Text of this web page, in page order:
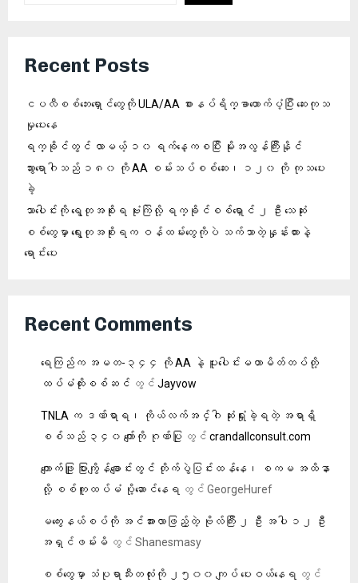
Recent Posts
ငပလီစစ်ဘေးရှောင်တွေကို ULA/AA စားနပ်ရိက္ခာထောက်ပံ့ပြီး ဆေးကုသ
မှုပေးနေ
ရက္ခိုင်တွင် လာမယ့် ၁၀ ရက်နေ့ကစပြီး မိုးအလွန်ကြီးနိုင်
သွားရောဂါသည် ၁၈၀ ကို AA စမ်းသပ်စစ်ဆေး၊ ၁၂၀ ကို ကုသပေး
ခဲ့
သာပေါင်းကို ရွေတုအစိုးရ ဗုံးကြဲလို့ ရက္ခိုင်စစ်ရှောင် ၂ ဦး သေဆုံး
စစ်တွေမှာ ရွေးတုအစိုးရက ဝန်ထမ်းတွေကိုပဲ သက်သာတဲ့နှုန်းထားနဲ့
ရောင်းပေး
Recent Comments
ရေကြည်က အမတ-၃၄၄ ကို AA နဲ့ ပူးပေါင်းမဟာမိတ်တပ်တို့
ထပ်မံထိုးစစ်ဆင် တွင် Jayvow
TNLA က ဒဏ်ရာရ၊ ကိုယ်လက်အင်္ဂါ ဆုံးရှုံးခဲ့ရတဲ့ အရာရှိ
စစ်သည် ၃၄၀ ကျော်ကို ဂုဏ်ပြု တွင် crandallconsult.com
ကျောက်ဖြူ ပြားကျွိန်ချောင်းတွင် တိုက်ပွဲပြင်းထန်နေ၊ စကမ အထိနာ
လို့ စစ်ကူထပ်မံ ပို့ဆောင်နေရ တွင် GeorgeHuref
မကွေးနယ်စပ်ကို အင်အားလာဖြည့်တဲ့ ဗိုလ်ကြီး ၂ ဦး အပါ ၁၂ ဦး
အရှင်ဖမ်းမိ တွင် Shanesmasy
စစ်တွေမှာ သံပုရာသီးတလုံးကို ၂၅၀၀ ကျပ် ပေးဝယ်နေရ တွင်